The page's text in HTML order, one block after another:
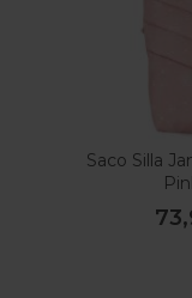
Saco Silla